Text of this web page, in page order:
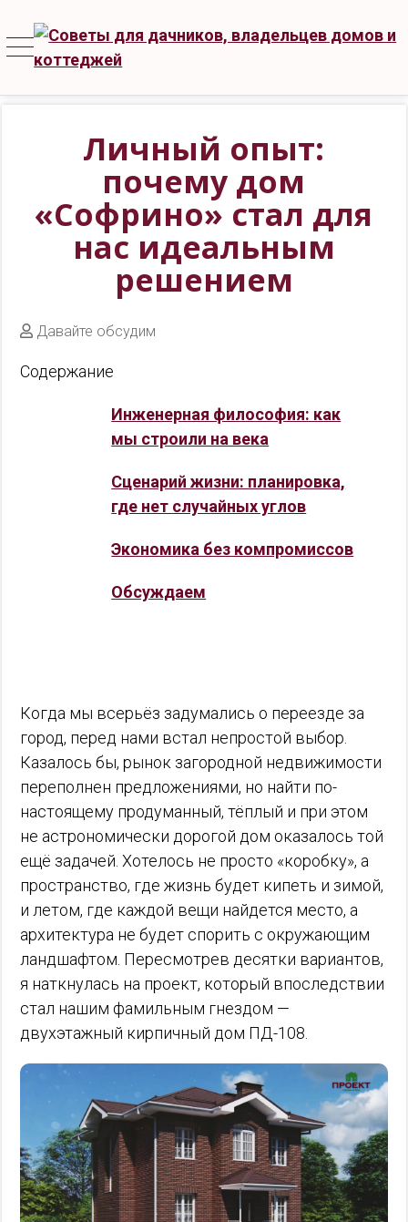
Личный опыт:
почему дом
«Софрино» стал для
нас идеальным
решением
Давайте обсудим
Содержание
Инженерная философия: как
мы строили на века
Сценарий жизни: планировка,
где нет случайных углов
Экономика без компромиссов
Обсуждаем
Когда мы всерьёз задумались о переезде за
город, перед нами встал непростой выбор.
Казалось бы, рынок загородной недвижимости
переполнен предложениями, но найти по-
настоящему продуманный, тёплый и при этом
не астрономически дорогой дом оказалось той
ещё задачей. Хотелось не просто «коробку», а
пространство, где жизнь будет кипеть и зимой,
и летом, где каждой вещи найдется место, а
архитектура не будет спорить с окружающим
ландшафтом. Пересмотрев десятки вариантов,
я наткнулась на проект, который впоследствии
стал нашим фамильным гнездом —
двухэтажный кирпичный дом ПД-108.